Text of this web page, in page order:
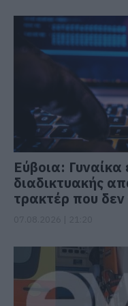
Εύβοια:
διαδικτυακής
τρακτέρ που